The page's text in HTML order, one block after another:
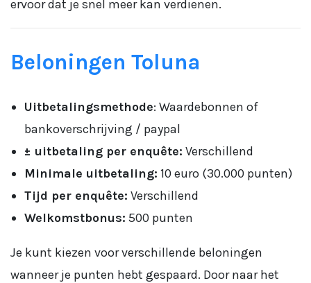
ervoor dat je snel meer kan verdienen.
Beloningen Toluna
Uitbetalingsmethode: Waardebonnen of
bankoverschrijving / paypal
± uitbetaling per enquête: Verschillend
Minimale uitbetaling: 10 euro (30.000 punten)
Tijd per enquête: Verschillend
Welkomstbonus: 500 punten
Je kunt kiezen voor verschillende beloningen
wanneer je punten hebt gespaard. Door naar het